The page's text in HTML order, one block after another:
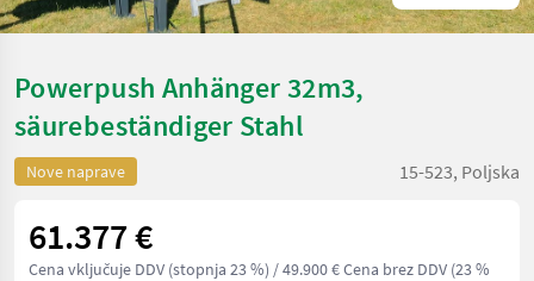
Powerpush Anhänger 32m3,
säurebeständiger Stahl
Nove naprave 15-523, Poljska
61.377 €
Cena vključuje DDV (stopnja 23 %) / 49.900 € Cena brez DDV (23 %